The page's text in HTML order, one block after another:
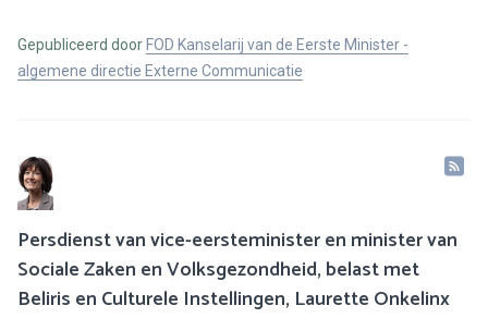
Gepubliceerd door FOD Kanselarij van de Eerste Minister -
algemene directie Externe Communicatie
Persdienst van vice-eersteminister en minister van
Sociale Zaken en Volksgezondheid, belast met
Beliris en Culturele Instellingen, Laurette Onkelinx